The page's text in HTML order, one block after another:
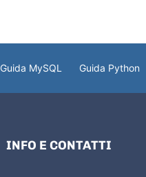
Guida MySQL Guida Python
INFO E CONTATTI